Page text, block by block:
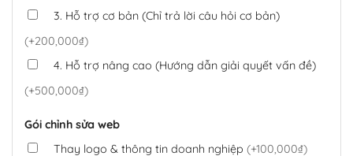
3. Hỗ trợ cơ bản (Chỉ trả lời câu hỏi cơ bản)
(+200,000₫)
4. Hỗ trợ nâng cao (Hướng dẫn giải quyết vấn đề)
(+500,000₫)
Gói chỉnh sửa web
Thay logo & thông tin doanh nghiệp (+100,000₫)